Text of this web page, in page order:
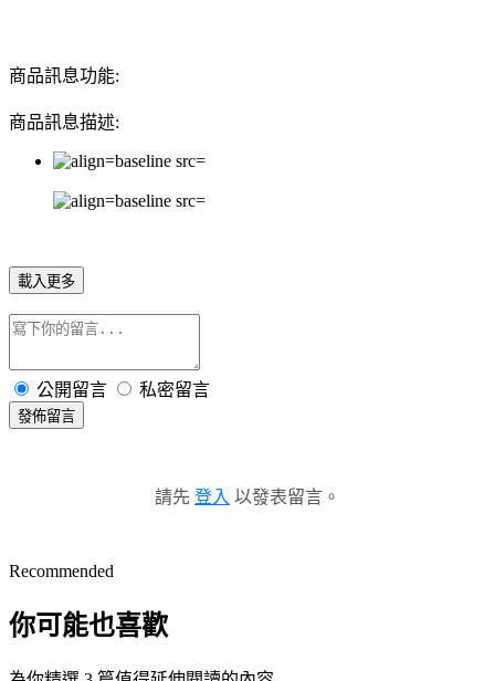
商品訊息功能:
商品訊息描述:
載入更多
公開留言 私密留言
發佈留言
請先 登入 以發表留言。
Recommended
你可能也喜歡